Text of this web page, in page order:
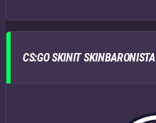
CS:GO SKINIT SKINBARONISTA